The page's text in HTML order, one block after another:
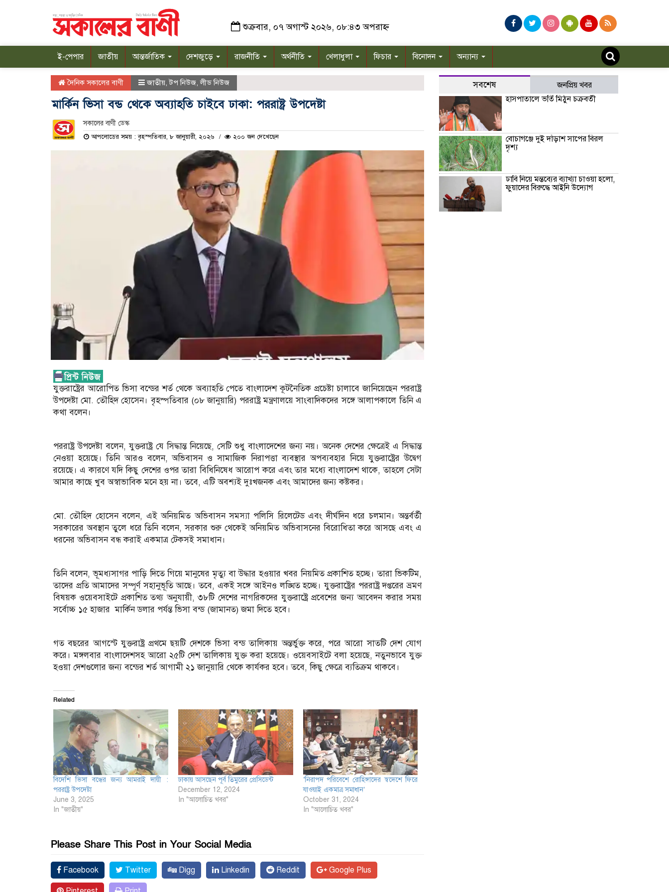
শুক্রবার, ০৭ অগাস্ট ২০২৬, ০৮:৪৩ অপরাহ্ন
ই-পেপার জাতীয় আন্তর্জাতিক দেশজুড়ে রাজনীতি অর্থনীতি খেলাধুলা ফিচার বিনোদন অন্যান্য
দৈনিক সকালের বাণী জাতীয় ,টপ নিউজ ,লীড নিউজ
মার্কিন ভিসা বন্ড থেকে অব্যাহতি চাইবে ঢাকা: পররাষ্ট্র উপদেষ্টা
সকালের বাণী ডেস্ক
আপলোডের সময় : বৃহস্পতিবার, ৮ জানুয়ারী, ২০২৬ ২০০ জন দেখেছেন
যুক্তরাষ্ট্রের আরোপিত ভিসা বন্ডের শর্ত থেকে অব্যাহতি পেতে বাংলাদেশ কূটনৈতিক প্রচেষ্টা চালাবে জানিয়েছেন পররাষ্ট্র
উপদেষ্টা মো. তৌহিদ হোসেন। বৃহস্পতিবার (০৮ জানুয়ারি) পররাষ্ট্র মন্ত্রণালয়ে সাংবাদিকদের সঙ্গে আলাপকালে তিনি এ
কথা বলেন।
পররাষ্ট্র উপদেষ্টা বলেন, যুক্তরাষ্ট্র যে সিদ্ধান্ত নিয়েছে, সেটি শুধু বাংলাদেশের জন্য নয়। অনেক দেশের ক্ষেত্রেই এ সিদ্ধান্ত
নেওয়া হয়েছে। তিনি আরও বলেন, অভিবাসন ও সামাজিক নিরাপত্তা ব্যবস্থার অপব্যবহার নিয়ে যুক্তরাষ্ট্রের উদ্বেগ
রয়েছে। এ কারণে যদি কিছু দেশের ওপর তারা বিধিনিষেধ আরোপ করে এবং তার মধ্যে বাংলাদেশ থাকে, তাহলে সেটা
আমার কাছে খুব অস্বাভাবিক মনে হয় না। তবে, এটি অবশ্যই দুঃখজনক এবং আমাদের জন্য কষ্টকর।
মো. তৌহিদ হোসেন বলেন, এই অনিয়মিত অভিবাসন সমস্যা পলিসি রিলেটেড এবং দীর্ঘদিন ধরে চলমান। অন্তর্বর্তী
সরকারের অবস্থান তুলে ধরে তিনি বলেন, সরকার শুরু থেকেই অনিয়মিত অভিবাসনের বিরোধিতা করে আসছে এবং এ
ধরনের অভিবাসন বন্ধ করাই একমাত্র টেকসই সমাধান।
তিনি বলেন, ভূমধ্যসাগর পাড়ি দিতে গিয়ে মানুষের মৃত্যু বা উদ্ধার হওয়ার খবর নিয়মিত প্রকাশিত হচ্ছে। তারা ভিকটিম,
তাদের প্রতি আমাদের সম্পূর্ণ সহানুভূতি আছে। তবে, একই সঙ্গে আইনও লঙ্ঘিত হচ্ছে। যুক্তরাষ্ট্রের পররাষ্ট্র দপ্তরের ভ্রমণ
বিষয়ক ওয়েবসাইটে প্রকাশিত তথ্য অনুযায়ী, ৩৮টি দেশের নাগরিকদের যুক্তরাষ্ট্রে প্রবেশের জন্য আবেদন করার সময়
সর্বোচ্চ ১৫ হাজার মার্কিন ডলার পর্যন্ত ভিসা বন্ড (জামানত) জমা দিতে হবে।
গত বছরের আগস্টে যুক্তরাষ্ট্র প্রথমে ছয়টি দেশকে ভিসা বন্ড তালিকায় অন্তর্ভুক্ত করে, পরে আরো সাতটি দেশ যোগ
করে। মঙ্গলবার বাংলাদেশসহ আরো ২৫টি দেশ তালিকায় যুক্ত করা হয়েছে। ওয়েবসাইটে বলা হয়েছে, নতুনভাবে যুক্ত
হওয়া দেশগুলোর জন্য বন্ডের শর্ত আগামী ২১ জানুয়ারি থেকে কার্যকর হবে। তবে, কিছু ক্ষেত্রে ব্যতিক্রম থাকবে।
Related
বিদেশি ভিসা বন্ধের জন্য আমরাই দায়ী :
পররাষ্ট্র উপদেষ্টা
June 3, 2025
In "জাতীয়"
ঢাকায় আসছেন পূর্ব তিমুরের প্রেসিডেন্ট
December 12, 2024
In "আলোচিত খবর"
‘নিরাপদ পরিবেশে রোহিঙ্গাদের স্বদেশে ফিরে
যাওয়াই একমাত্র সমাধান’
October 31, 2024
In "আলোচিত খবর"
Please Share This Post in Your Social Media
Facebook Twitter Digg Linkedin Reddit Google Plus
সবশেষ
জনপ্রিয় খবর
হাসপাতালে ভর্তি মিঠুন চক্রবর্তী
বোচাগঞ্জে দুই দাঁড়াশ সাপের বিরল
দৃশ্য
ঢাবি নিয়ে মন্তব্যের ব্যাখ্যা চাওয়া হলো,
ফুয়াদের বিরুদ্ধে আইনি উদ্যোগ